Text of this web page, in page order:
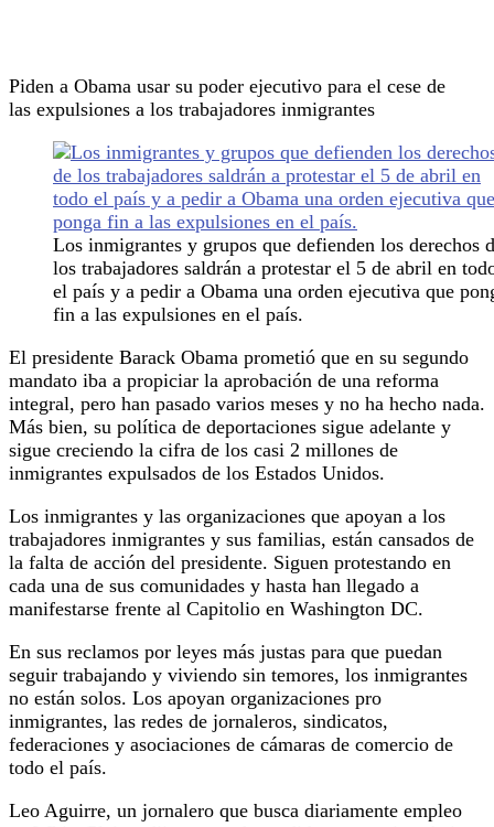
Piden a Obama usar su poder ejecutivo para el cese de
las expulsiones a los trabajadores inmigrantes
Los inmigrantes y grupos que defienden los derechos
los trabajadores saldrán a protestar el 5 de abril en
el país y a pedir a Obama una orden ejecutiva que
fin a las expulsiones en el país.
El presidente Barack Obama prometió que en su segundo
mandato iba a propiciar la aprobación de una reforma
integral, pero han pasado varios meses y no ha hecho nada.
Más bien, su política de deportaciones sigue adelante y
sigue creciendo la cifra de los casi 2 millones de
inmigrantes expulsados de los Estados Unidos.
Los inmigrantes y las organizaciones que apoyan a los
trabajadores inmigrantes y sus familias, están cansados de
la falta de acción del presidente. Siguen protestando en
cada una de sus comunidades y hasta han llegado a
manifestarse frente al Capitolio en Washington DC.
En sus reclamos por leyes más justas para que puedan
seguir trabajando y viviendo sin temores, los inmigrantes
no están solos. Los apoyan organizaciones pro
inmigrantes, las redes de jornaleros, sindicatos,
federaciones y asociaciones de cámaras de comercio de
todo el país.
Leo Aguirre, un jornalero que busca diariamente empleo